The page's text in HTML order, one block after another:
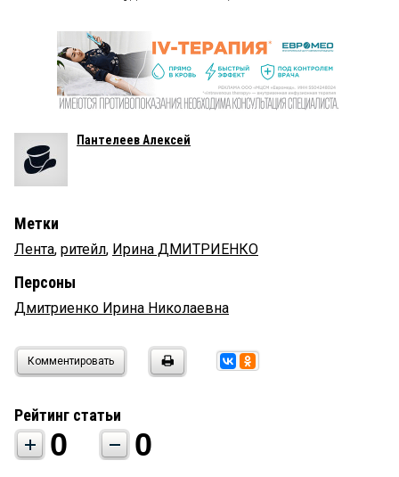
Пантелеев Алексей
Метки
Лента, ритейл, Ирина ДМИТРИЕНКО
Персоны
Дмитриенко Ирина Николаевна
Комментировать
Рейтинг статьи
0 0